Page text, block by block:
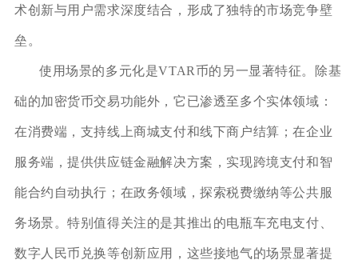
术创新与用户需求深度结合，形成了独特的市场竞争壁
垒。
使用场景的多元化是VTAR币的另一显著特征。除基
础的加密货币交易功能外，它已渗透至多个实体领域：
在消费端，支持线上商城支付和线下商户结算；在企业
服务端，提供供应链金融解决方案，实现跨境支付和智
能合约自动执行；在政务领域，探索税费缴纳等公共服
务场景。特别值得关注的是其推出的电瓶车充电支付、
数字人民币兑换等创新应用，这些接地气的场景显著提